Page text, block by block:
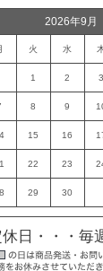
2026年9月
火 水
1 2 3
8 9
15 16
22 23
29 30
休日・・・毎